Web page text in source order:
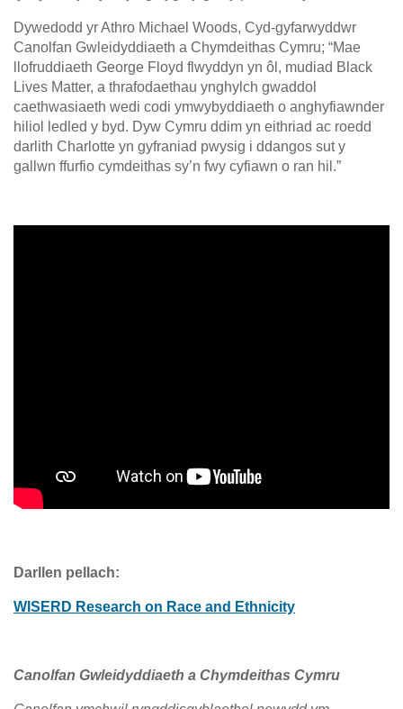
Dywedodd yr Athro Michael Woods, Cyd-gyfarwyddwr
Canolfan Gwleidyddiaeth a Chymdeithas Cymru; “Mae
llofruddiaeth George Floyd flwyddyn yn ôl, mudiad Black
Lives Matter, a thrafodaethau ynghylch gwaddol
caethwasiaeth wedi codi ymwybyddiaeth o anghyfiawnder
hiliol ledled y byd. Dyw Cymru ddim yn eithriad ac roedd
darlith Charlotte yn gyfraniad pwysig i ddangos sut y
gallwn ffurfio cymdeithas sy’n fwy cyfiawn o ran hil.”
Darllen pellach:
WISERD Research on Race and Ethnicity
Canolfan Gwleidyddiaeth a Chymdeithas Cymru